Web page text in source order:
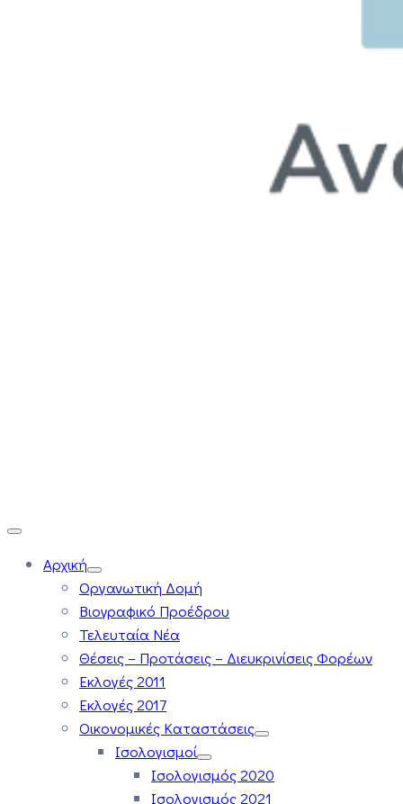
Αρχική
Οργανωτική Δομή
Βιογραφικό Προέδρου
Τελευταία Νέα
Θέσεις – Προτάσεις – Διευκρινίσεις Φορέων
Εκλογές 2011
Εκλογές 2017
Οικονομικές Καταστάσεις
Ισολογισμοί
Ισολογισμός 2020
Ισολογισμός 2021